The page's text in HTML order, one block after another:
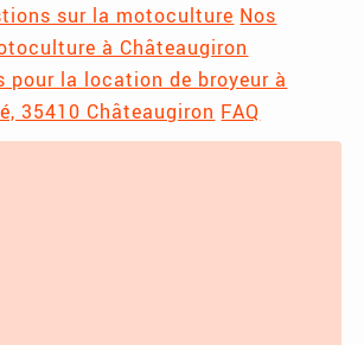
sur la motoculture Nos
à Châteaugiron
pour la location de broyeur à
35410 Châteaugiron FAQ